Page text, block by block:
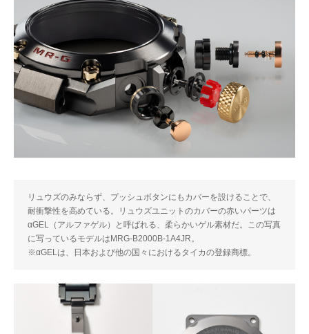
リュウズのみならず、プッシュボタンにもカバーを設けることで、
耐衝撃性を高めている。リュウズユニットのカバーの赤いパーツは
αGEL（アルファゲル）と呼ばれる、柔らかいゲル素材だ。この写真
に写っているモデルはMRG-B2000B-1A4JR。
※αGELは、日本および他の国々におけるタイカの登録商標。